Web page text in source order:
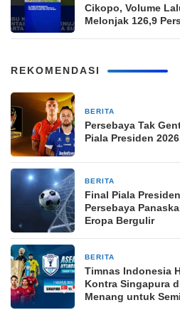
Cikopo, Volume
Melonjak 126,9
REKOMENDASI
BERITA
Persebaya Tak
Piala Presiden
BERITA
Final Piala
Persebaya
Eropa Bergulir
BERITA
Timnas Indonesia
Kontra Singapura
Menang untuk